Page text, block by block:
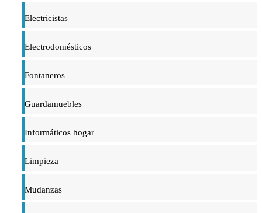
Electricistas
Electrodomésticos
Fontaneros
Guardamuebles
Informáticos hogar
Limpieza
Mudanzas